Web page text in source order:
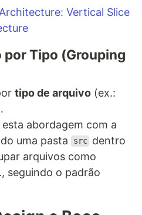
Vertical Slice
Tipo (Grouping
tipo de arquivo (ex.:
abordagem com a
uma pasta
src dentro
arquivos como
seguindo o padrão